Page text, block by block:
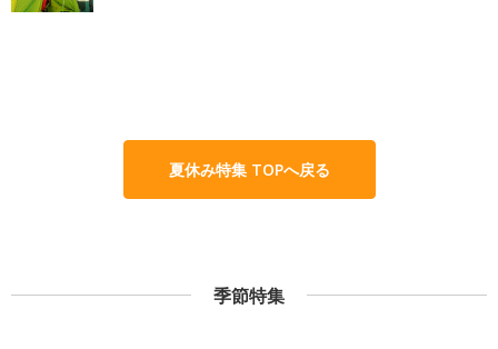
夏休み特集 TOPへ戻る
季節特集